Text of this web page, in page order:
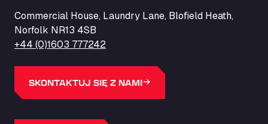
Barneys Diner
A18 Melton Ross Road, DN38 6LB
Bars Logistics Ltd
Elm Farm Depot, CO6 1HU
Bartrums Haulage & Storage
A140, Langton Green, IP23 7HS
Commercial House, Laundry Lane, Blofield Heath,
Norfolk NR13 4SB
+44 (0)1603 777242
SKONTAKTUJ SIĘ Z NAMI